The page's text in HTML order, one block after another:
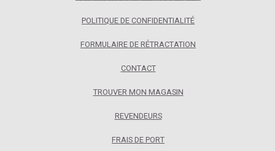
POLITIQUE DE CONFIDENTIALITÉ
FORMULAIRE DE RÉTRACTATION
CONTACT
TROUVER MON MAGASIN
REVENDEURS
FRAIS DE PORT